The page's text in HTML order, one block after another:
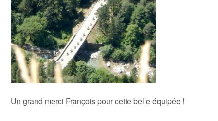
Un grand merci François pour cette belle équipée !